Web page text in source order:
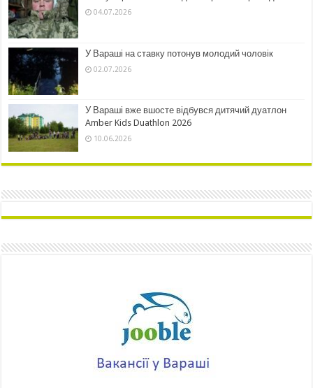
04.07.2026
У Вараші на ставку потонув молодий чоловік
02.07.2026
У Вараші вже вшосте відбувся дитячий дуатлон
Amber Kids Duathlon 2026
10.06.2026